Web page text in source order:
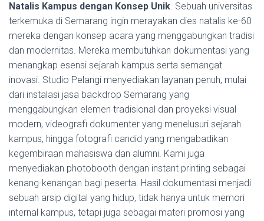
Natalis Kampus dengan Konsep Unik. Sebuah universitas
terkemuka di Semarang ingin merayakan dies natalis ke-60
mereka dengan konsep acara yang menggabungkan tradisi
dan modernitas. Mereka membutuhkan dokumentasi yang
menangkap esensi sejarah kampus serta semangat
inovasi. Studio Pelangi menyediakan layanan penuh, mulai
dari instalasi jasa backdrop Semarang yang
menggabungkan elemen tradisional dan proyeksi visual
modern, videografi dokumenter yang menelusuri sejarah
kampus, hingga fotografi candid yang mengabadikan
kegembiraan mahasiswa dan alumni. Kami juga
menyediakan photobooth dengan instant printing sebagai
kenang-kenangan bagi peserta. Hasil dokumentasi menjadi
sebuah arsip digital yang hidup, tidak hanya untuk memori
internal kampus, tetapi juga sebagai materi promosi yang